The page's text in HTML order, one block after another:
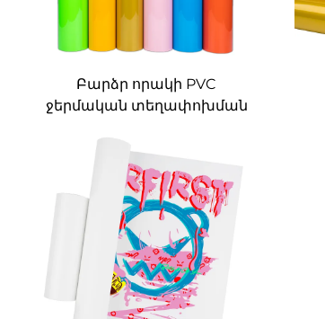
Բարձր որակի PVC
ջերմական տեղափոխման
տեղափոխում